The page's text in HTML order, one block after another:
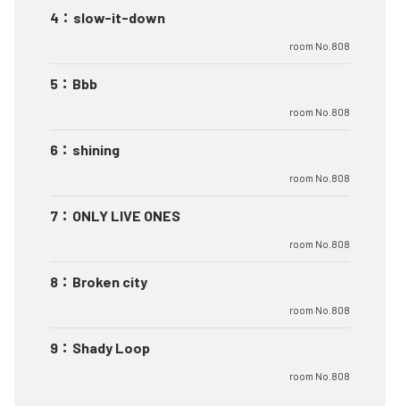
4 ： slow-it-down
room No.808
5 ： Bbb
room No.808
6 ： shining
room No.808
7 ： ONLY LIVE ONES
room No.808
8 ： Broken city
room No.808
9 ： Shady Loop
room No.808